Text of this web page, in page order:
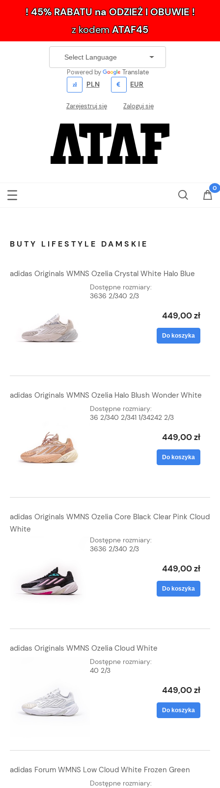
! 45% RABATU na ODZIEŻ I OBUWIE !
z kodemATAF45
Powered by Translate
PLN EUR
Zarejestruj się Zaloguj się
BUTY LIFESTYLE DAMSKIE
adidas Originals WMNS Ozelia Crystal White Halo Blue
Dostępne rozmiary:
3636 2/340 2/3
449,00 zł
Do koszyka
adidas Originals WMNS Ozelia Halo Blush Wonder White
Dostępne rozmiary:
36 2/340 2/341 1/34242 2/3
449,00 zł
Do koszyka
adidas Originals WMNS Ozelia Core Black Clear Pink Cloud
White
Dostępne rozmiary:
3636 2/340 2/3
449,00 zł
Do koszyka
adidas Originals WMNS Ozelia Cloud White
Dostępne rozmiary:
40 2/3
449,00 zł
Do koszyka
adidas Forum WMNS Low Cloud White Frozen Green
Dostępne rozmiary: